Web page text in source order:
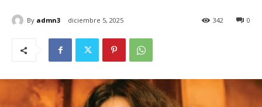
By admn3 diciembre 5, 2025 0
342